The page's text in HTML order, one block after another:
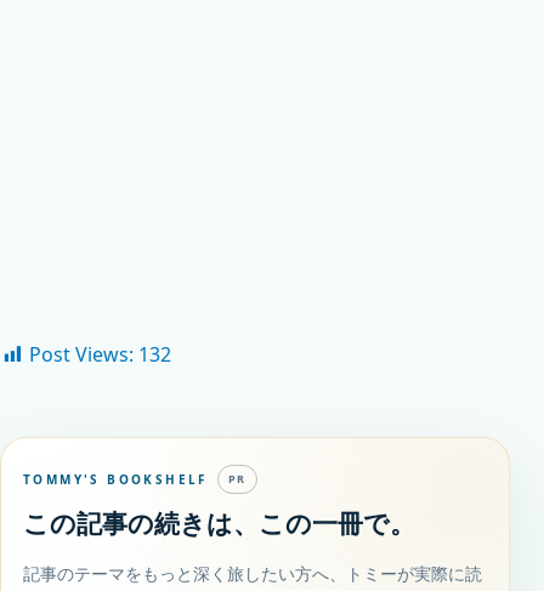
Post Views: 132
TOMMY'S BOOKSHELF PR
この記事の続きは、この一冊で。
記事のテーマをもっと深く旅したい方へ、トミーが実際に読